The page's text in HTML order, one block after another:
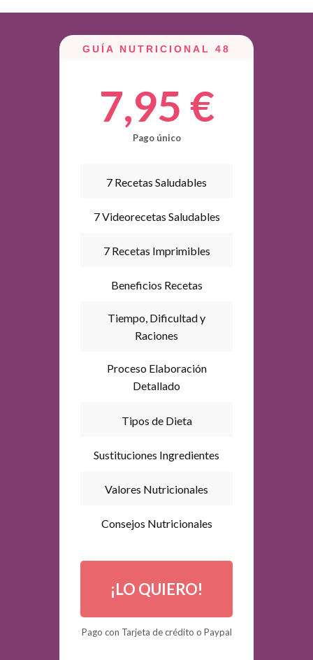
GUÍA NUTRICIONAL 48
7,95 €
Pago único
7 Recetas Saludables
7 Videorecetas Saludables
7 Recetas Imprimibles
Beneficios Recetas
Tiempo, Dificultad y
Raciones
Proceso Elaboración
Detallado
Tipos de Dieta
Sustituciones Ingredientes
Valores Nutricionales
Consejos Nutricionales
¡LO QUIERO!
Pago con Tarjeta de crédito o Paypal